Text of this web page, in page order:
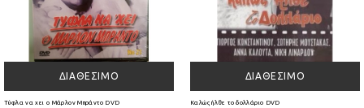
ΔΙΑΘΈΣΙΜΟ
Τύφλα να χει ο Μάρλον Μπράντο DVD
ΔΙΑΘΈΣΙΜΟ
Καλώς ήλθε το δολλάριο DVD